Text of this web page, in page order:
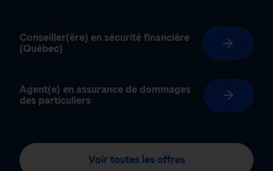
Conseiller(ère) en sécurité financière
(Québec)
Agent(e) en assurance de dommages
des particuliers
Voir toutes les offres